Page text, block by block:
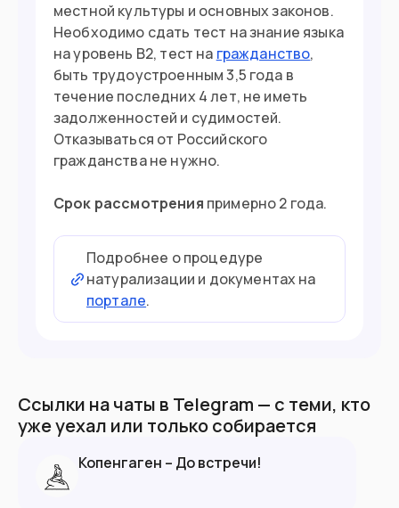
местной культуры и основных законов.
Необходимо сдать тест на знание языка
на уровень B2, тест на гражданство,
быть трудоустроенным 3,5 года в
течение последних 4 лет, не иметь
задолженностей и судимостей.
Отказываться от Российского
гражданства не нужно.
Срок рассмотрения примерно 2 года.
Подробнее о процедуре
натурализации и документах на
портале.
Ссылки на чаты в Telegram — с теми, кто
уже уехал или только собирается
Копенгаген – До встречи!